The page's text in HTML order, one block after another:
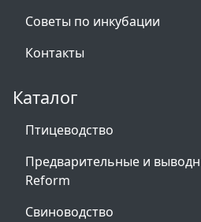
Советы по инкубации
Контакты
Каталог
Птицеводство
Предварительные и
Reform
Свиноводство